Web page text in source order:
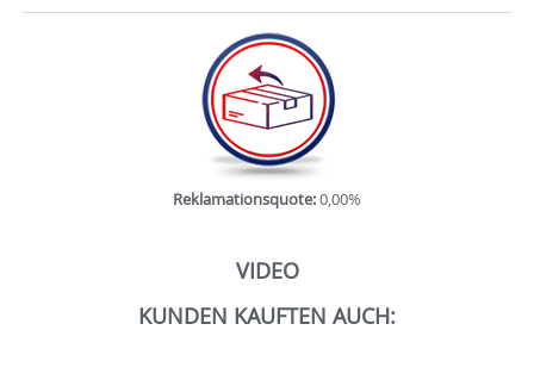
Reklamationsquote:0,00%
VIDEO
KUNDEN KAUFTEN AUCH: